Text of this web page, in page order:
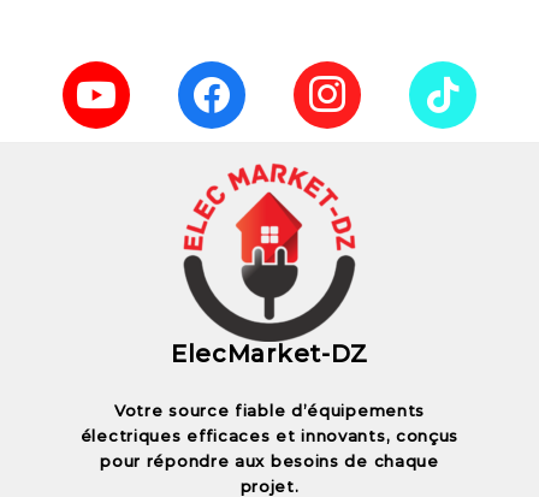
ElecMarket-DZ
Votre source fiable d’équipements
électriques efficaces et innovants, conçus
pour répondre aux besoins de chaque
projet.